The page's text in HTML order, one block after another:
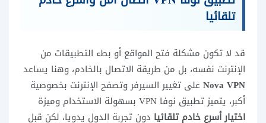
تلقائيا
قد لا تكون مشكلة فتح المواقع أو بطء التطبيقات من
الإنترنت نفسه، بل من طريقة الاتصال بالخادم، وهنا يساعد
Nova VPN على تغيير السيرفر وتصفح الإنترنت بخصوصية
أكبر، يتميز تطبيق نوفا VPN بسهولة الاستخدام وميزة
اختيار أسرع خادم تلقائيا دون تجربة الدول يدويا، لكن قبل